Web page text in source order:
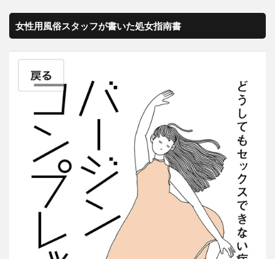
女性用風俗スタッフが書いた処女指南書